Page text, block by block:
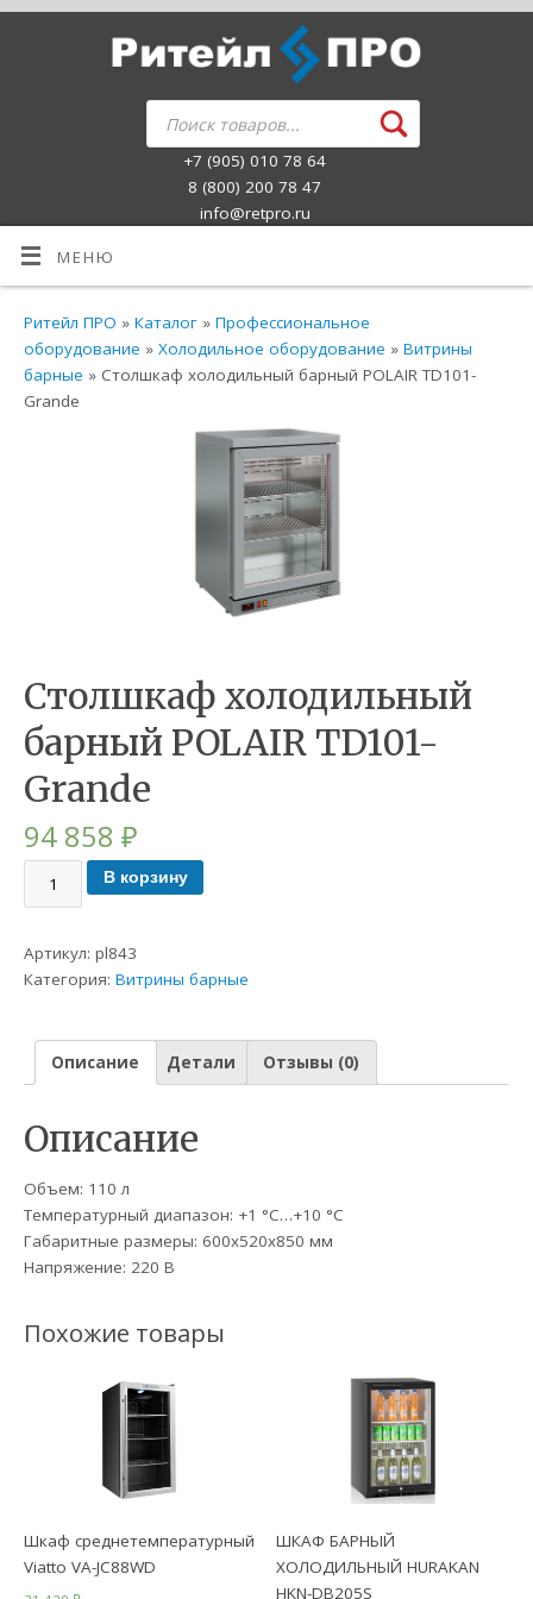
+7 (905) 010 78 64
8 (800) 200 78 47
info@retpro.ru
МЕНЮ
Ритейл ПРО »Каталог »Профессиональное
оборудование »Холодильное оборудование »Витрины
барные » Столшкаф холодильный барный POLAIR TD101-
Grande
Столшкаф холодильный
барный POLAIR TD101-
Grande
94 858₽
В корзину
Артикул:pl843
Категория:Витрины барные
Описание Детали Отзывы (0)
Описание
Объем: 110 л
Температурный диапазон: +1 °C…+10 °C
Габаритные размеры: 600x520x850 мм
Напряжение: 220 В
Похожие товары
Шкаф среднетемпературный
Viatto VA-JC88WD
ШКАФ БАРНЫЙ
ХОЛОДИЛЬНЫЙ HURAKAN
HKN-DB205S